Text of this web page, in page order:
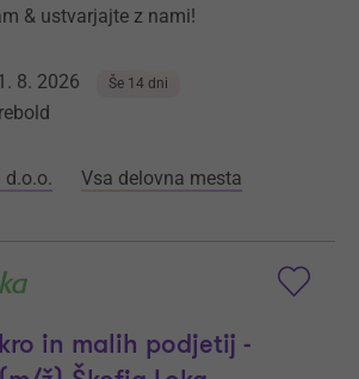
& ustvarjajte z nami!
8. 2026 Še 14 dni
d.o.o. Vsa delovna mesta
in malih podjetij -